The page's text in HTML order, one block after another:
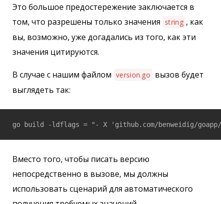
Это большое предостережение заключается в
том, что разрешены только значения string , как
вы, возможно, уже догадались из того, как эти
значения цитируются.
В случае с нашим файлом version.go вызов будет
выглядеть так:
Вместо того, чтобы писать версию
непосредственно в вызове, мы должны
использовать сценарий для автоматического